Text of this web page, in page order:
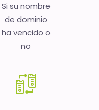
Si su nombre
de dominio
ha vencido o
no